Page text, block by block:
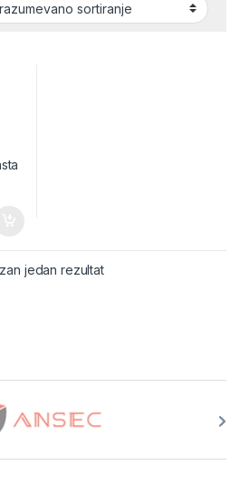
jedan rezultat